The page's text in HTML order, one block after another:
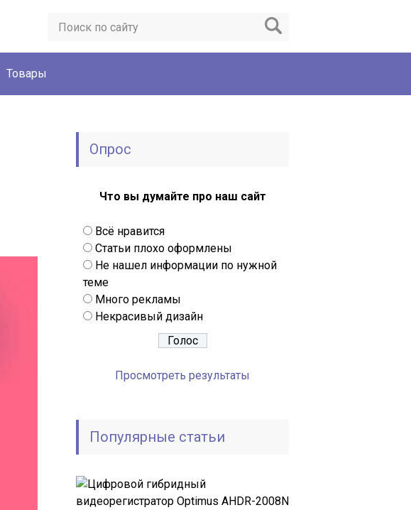
Товары
Опрос
Что вы думайте про наш сайт
Всё нравится
Статьи плохо оформлены
Не нашел информации по нужной
теме
Много рекламы
Некрасивый дизайн
Просмотреть результаты
Популярные статьи